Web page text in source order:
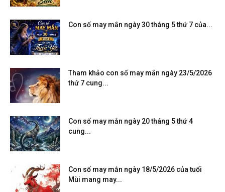
Con số may mắn ngày 30 tháng 5 thứ 7 của...
Tham khảo con số may mắn ngày 23/5/2026
thứ 7 cung...
Con số may mắn ngày 20 tháng 5 thứ 4
cung...
Con số may mắn ngày 18/5/2026 của tuổi
Mùi mang may...